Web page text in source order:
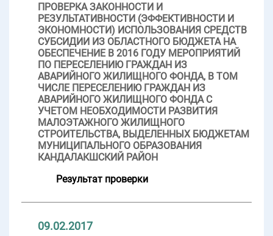
ПРОВЕРКА ЗАКОННОСТИ И
РЕЗУЛЬТАТИВНОСТИ (ЭФФЕКТИВНОСТИ И
ЭКОНОМНОСТИ) ИСПОЛЬЗОВАНИЯ СРЕДСТВ
СУБСИДИИ ИЗ ОБЛАСТНОГО БЮДЖЕТА НА
ОБЕСПЕЧЕНИЕ В 2016 ГОДУ МЕРОПРИЯТИЙ
ПО ПЕРЕСЕЛЕНИЮ ГРАЖДАН ИЗ
АВАРИЙНОГО ЖИЛИЩНОГО ФОНДА, В ТОМ
ЧИСЛЕ ПЕРЕСЕЛЕНИЮ ГРАЖДАН ИЗ
АВАРИЙНОГО ЖИЛИЩНОГО ФОНДА С
УЧЕТОМ НЕОБХОДИМОСТИ РАЗВИТИЯ
МАЛОЭТАЖНОГО ЖИЛИЩНОГО
СТРОИТЕЛЬСТВА, ВЫДЕЛЕННЫХ БЮДЖЕТАМ
МУНИЦИПАЛЬНОГО ОБРАЗОВАНИЯ
КАНДАЛАКШСКИЙ РАЙОН
Результат проверки
09.02.2017